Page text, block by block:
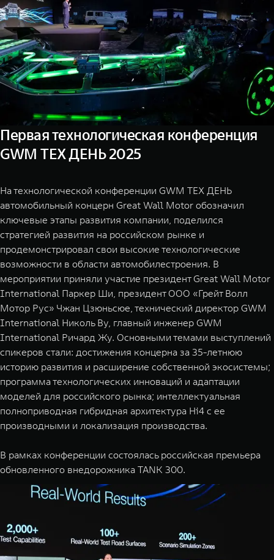
TANK 500
Веди за собой
от 6 499 000 ₽
TANK 700
Сила
WEY 07
Расширяя границы комфорта
от 6 149 000 ₽
WEY 05
Эстетика
от 5 699
Масштаб возможностей
от 6 449 000 ₽
Масштаб
TANK Финансы
Корпоративным клиентам
TANK ФИНАНСЫ
TANK Кредит
TANK Лизинг
TANK Страхование
Сервис
Специальные предложения
Моторные масла
ЦИФРОВЫЕ СЕРВИСЫ TANK
Цифровые сервисы TANK
Подписки
Первая технологическая конференция
GWM ТЕХ ДЕНЬ 2025
На технологической конференции GWM ТЕХ ДЕНЬ
автомобильный концерн Great Wall Motor обозначил
ключевые этапы развития компании, поделился
стратегией развития на российском рынке и
продемонстрировал свои высокие технологические
возможности в области автомобилестроения. В
мероприятии приняли участие президент Great Wall Motor
International Паркер Ши, президент ООО «Грейт Волл
Мотор Рус» Чжан Цзюньсюе, технический директор GWM
International Николь Ву, главный инженер GWM
International Ричард Жу. Основными темами выступлений
спикеров стали: достижения концерна за 35-летнюю
историю развития и расширение собственной экосистемы;
программа технологических инноваций и адаптации
моделей для российского рынка; интеллектуальная
полноприводная гибридная архитектура Hi4 с ее
производными и локализация производства.
В рамках конференции состоялась российская премьера
обновленного внедорожника TANK 300.